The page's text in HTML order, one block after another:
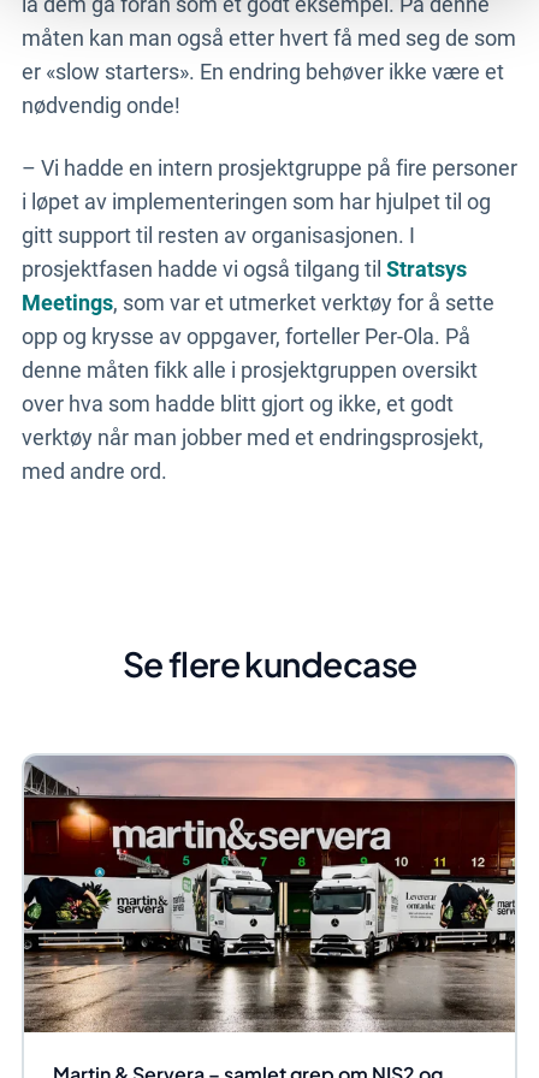
måten kan man også etter hvert få med seg de som
er «slow starters». En endring behøver ikke være et
nødvendig onde!
– Vi hadde en intern prosjektgruppe på fire personer
i løpet av implementeringen som har hjulpet til og
gitt support til resten av organisasjonen. I
prosjektfasen hadde vi også tilgang til Stratsys
Meetings, som var et utmerket verktøy for å sette
opp og krysse av oppgaver, forteller Per-Ola. På
denne måten fikk alle i prosjektgruppen oversikt
over hva som hadde blitt gjort og ikke, et godt
verktøy når man jobber med et endringsprosjekt,
med andre ord.
Se flere kundecase